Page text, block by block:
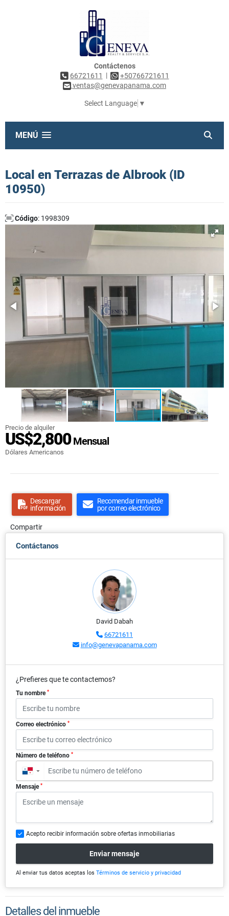
Contáctenos
66721611
|
+50766721611
ventas@genevapanama.com
Select Language ▼
MENÚ
Local en Terrazas de Albrook (ID
10950)
Código: 1998309
Precio de alquiler
US$2,800Mensual
Dólares Americanos
Descargar
información
Recomendar inmueble
por correo electrónico
Compartir
Contáctanos
David Dabah
66721611
info@genevapanama.com
¿Prefieres que te contactemos?
Tu nombre *
Correo electrónico *
Número de teléfono *
▼
Mensaje *
Acepto recibir información sobre ofertas inmobiliarias
Enviar mensaje
Al enviar tus datos aceptas los Términos de servicio y privacidad
Detalles del inmueble